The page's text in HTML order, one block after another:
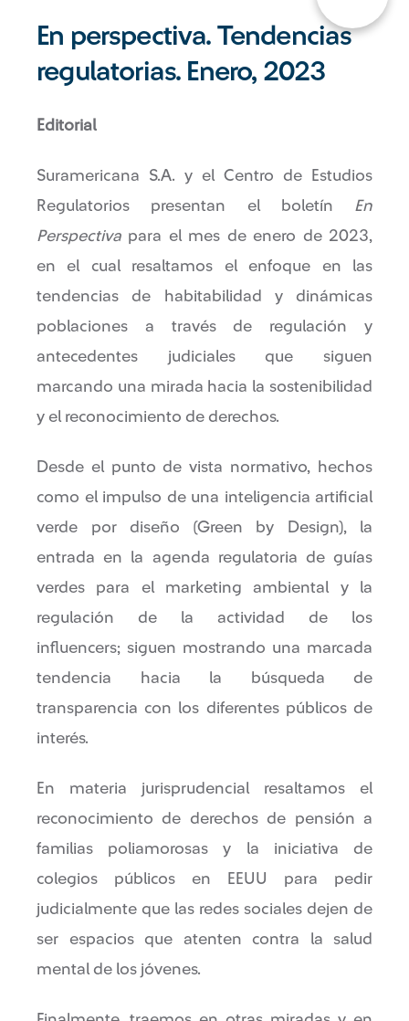
En perspectiva. Tendencias
regulatorias. Enero, 2023
Editorial
Suramericana S.A. y el Centro de Estudios
Regulatorios presentan el boletín En
Perspectiva para el mes de enero de 2023,
en el cual resaltamos el enfoque en las
tendencias de habitabilidad y dinámicas
poblaciones a través de regulación y
antecedentes judiciales que siguen
marcando una mirada hacia la sostenibilidad
y el reconocimiento de derechos.
Desde el punto de vista normativo, hechos
como el impulso de una inteligencia artificial
verde por diseño (Green by Design), la
entrada en la agenda regulatoria de guías
verdes para el marketing ambiental y la
regulación de la actividad de los
influencers; siguen mostrando una marcada
tendencia hacia la búsqueda de
transparencia con los diferentes públicos de
interés.
En materia jurisprudencial resaltamos el
reconocimiento de derechos de pensión a
familias poliamorosas y la iniciativa de
colegios públicos en EEUU para pedir
judicialmente que las redes sociales dejen de
ser espacios que atenten contra la salud
mental de los jóvenes.